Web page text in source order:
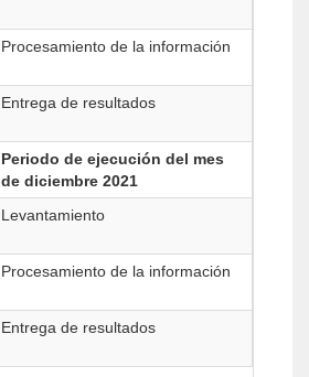
Procesamiento de la información
Entrega de resultados
Periodo de ejecución del mes
de diciembre 2021
Levantamiento
Procesamiento de la información
Entrega de resultados